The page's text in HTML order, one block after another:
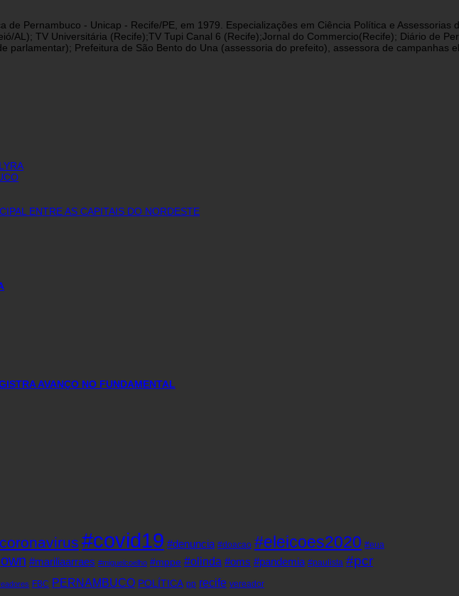
Pernambuco - Unicap - Recife/PE, em 1979. Especializações em Ciência Política e
AL); TV Universitária (Recife);TV Tupi Canal 6 (Recife);Jornal do Commercio(Recife); Diário de
Prefeitura de São Bento do Una (assessoria do prefeito), assessora de campanhas
ENTRE AS CAPITAIS DO NORDESTE
AVANÇO NO FUNDAMENTAL
#covid19 #denuncia #doacao #eleicoes2020 #eua
#mariliaarraes #miguelcoelho #mppe #olinda #oms #pandemia #paulista #pcr
FBC PERNAMBUCO POLÍTICA pp recife vereador